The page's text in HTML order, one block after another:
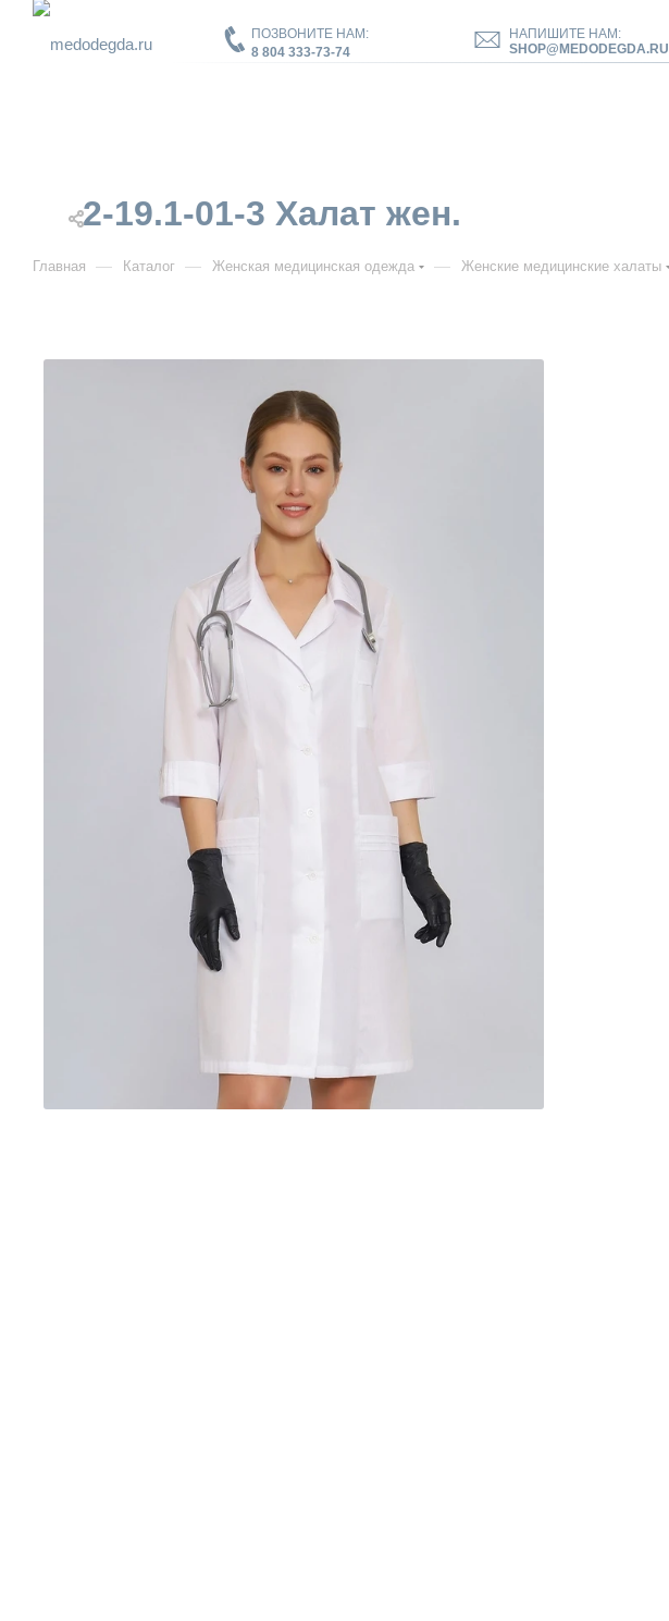
ПОЗВОНИТЕ НАМ:
8 804 333-73-74
НАПИШИТЕ НАМ:
SHOP@MEDODEGDA.RU
2-19.1-01-3 Халат жен.
Главная — Каталог — Женская медицинская одежда — Женские медицинские халаты